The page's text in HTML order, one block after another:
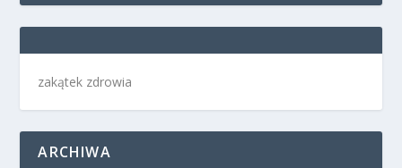
zakątek zdrowia
ARCHIWA